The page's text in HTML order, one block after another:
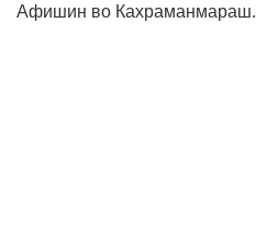
Афишин во Кахраманмараш.